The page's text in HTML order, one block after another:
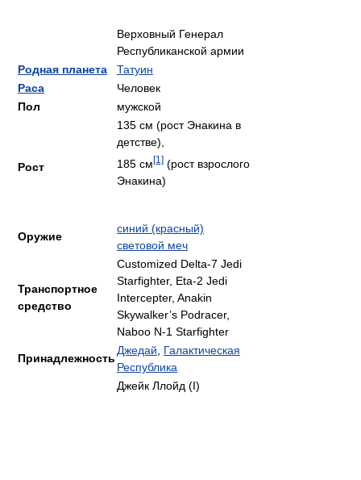
Верховный Генерал
Республиканской армии
Родная планета
Татуин
Раса
Человек
Пол
мужской
Рост
135 см (рост Энакина в
детстве),
185 см[1] (рост взрослого
Энакина)
Оружие
синий (красный)
световой меч
Транспортное
средство
Customized Delta-7 Jedi
Starfighter, Eta-2 Jedi
Intercepter, Anakin
Skywalker’s Podracer,
Naboo N-1 Starfighter
Принадлежность
Джедай
Галактическая
Республика
Джейк Ллойд (I)